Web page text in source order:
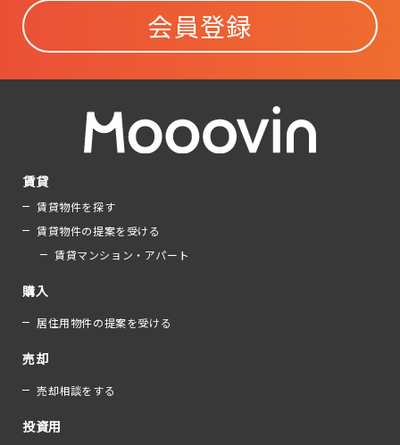
会員登録
賃貸
賃貸物件を探す
賃貸物件の提案を受ける
賃貸マンション・アパート
購入
居住用物件の提案を受ける
売却
売却相談をする
投資用